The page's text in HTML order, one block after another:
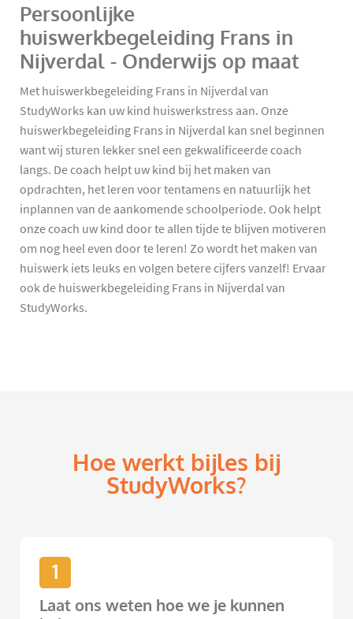
Persoonlijke
huiswerkbegeleiding Frans in
Nijverdal - Onderwijs op maat
Met huiswerkbegeleiding Frans in Nijverdal van
StudyWorks kan uw kind huiswerkstress aan. Onze
huiswerkbegeleiding Frans in Nijverdal kan snel beginnen
want wij sturen lekker snel een gekwalificeerde coach
langs. De coach helpt uw kind bij het maken van
opdrachten, het leren voor tentamens en natuurlijk het
inplannen van de aankomende schoolperiode. Ook helpt
onze coach uw kind door te allen tijde te blijven motiveren
om nog heel even door te leren! Zo wordt het maken van
huiswerk iets leuks en volgen betere cijfers vanzelf! Ervaar
ook de huiswerkbegeleiding Frans in Nijverdal van
StudyWorks.
Hoe werkt bijles bij
StudyWorks?
1
Laat ons weten hoe we je kunnen